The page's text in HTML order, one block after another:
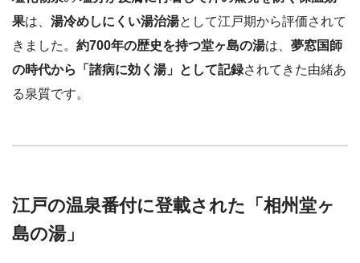
果は、 湯冷めしにくい湯治湯として江戸期から評価されて
きました。 約700年の歴史を持つ堂ヶ島の湯は、 夢窓国師
の時代から「諸病に効く湯」として記録されてきた由緒あ
る泉質です。
江戸の温泉番付に登載された「相州堂ヶ
島の湯」